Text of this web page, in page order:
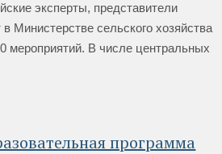
эксперты, представители
Министерстве сельского хозяйства
мероприятий. В числе центральных
программа